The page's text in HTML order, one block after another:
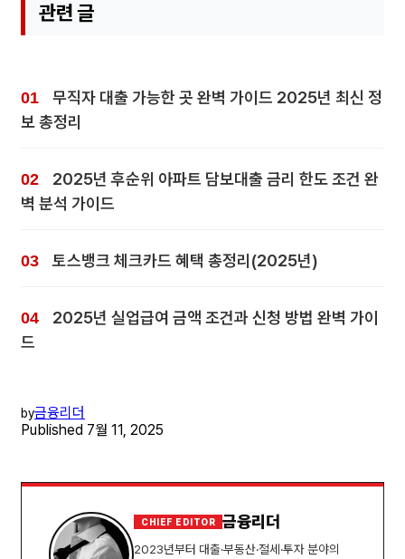
관련 글
무직자 대출 가능한 곳 완벽 가이드 2025년 최신 정
보 총정리
2025년 후순위 아파트 담보대출 금리 한도 조건 완
벽 분석 가이드
토스뱅크 체크카드 혜택 총정리(2025년)
2025년 실업급여 금액 조건과 신청 방법 완벽 가이
드
by금융리더
Published 7월 11, 2025
CHIEF EDITOR 금융리더
2023년부터 대출·부동산·절세·투자 분야의